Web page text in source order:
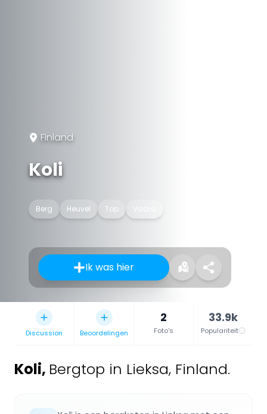
Finland
Koli
Berg Heuvel Top
Ik was hier
Discussion Beoordelingen
2
Foto's
33.9k
Populariteit
Koli, Bergtop in Lieksa, Finland.